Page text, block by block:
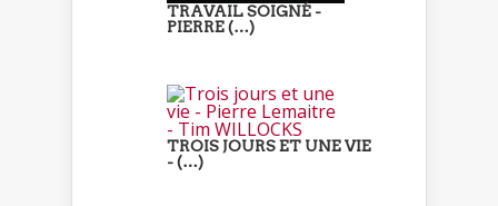
TRAVAIL SOIGNÉ -
PIERRE (…)
TROIS JOURS ET UNE VIE
- (…)